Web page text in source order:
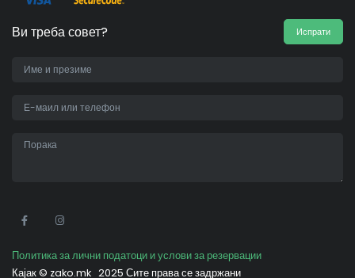
Ви треба совет? Испрати
Политика за лични податоци и услови за резервации
Кајак © zako.mk 2025 Сите права се задржани